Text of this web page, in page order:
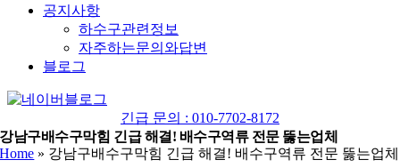
공지사항
하수구관련정보
자주하는문의와답변
블로그
네
버
블
긴급 문의 : 010-7702-8172
강남구배수구막힘 긴급 해결! 배수구역류 전문 뚫는업체
Home » 강남구배수구막힘 긴급 해결! 배수구역류 전문 뚫는업체